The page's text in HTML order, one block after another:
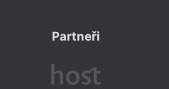
Partneři